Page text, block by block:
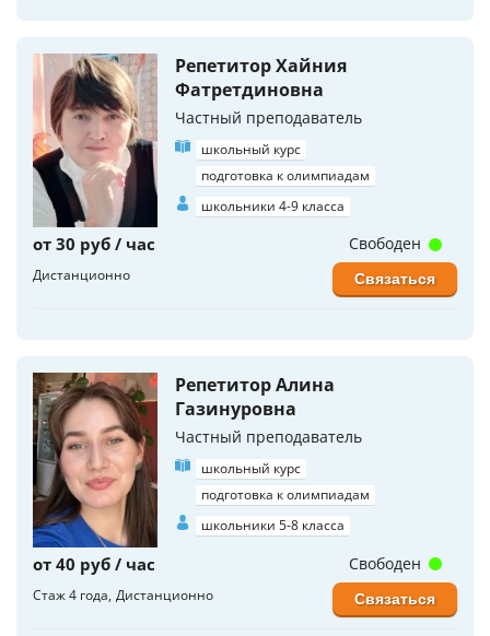
Репетитор Хайния
Фатретдиновна
Частный преподаватель
школьный курс
подготовка к олимпиадам
школьники 4-9 класса
от 30 руб / час
Дистанционно
Свободен
Связаться
Репетитор Алина
Газинуровна
Частный преподаватель
школьный курс
подготовка к олимпиадам
школьники 5-8 класса
от 40 руб / час
Стаж 4 года Дистанционно
Свободен
Связаться